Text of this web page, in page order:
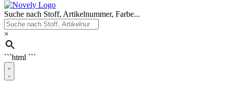
Suche nach Stoff, Artikelnummer, Farbe...
×
```html ```